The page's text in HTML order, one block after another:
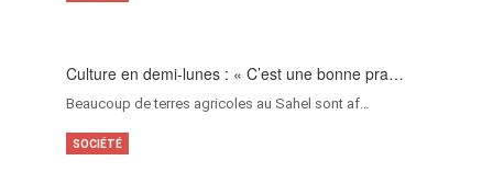
Culture en demi-lunes : « C’est une bonne pra…
Beaucoup de terres agricoles au Sahel sont af…
SOCIÉTÉ